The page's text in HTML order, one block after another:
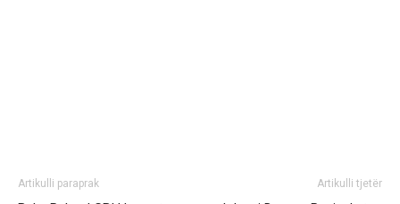
Artikulli paraprak Artikulli tjetër